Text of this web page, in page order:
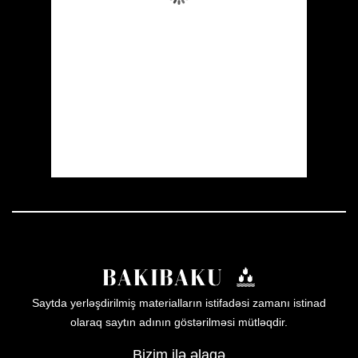
Saytda yerləşdirilmiş materialların istifadəsi zamanı istinad
olaraq saytın adının göstərilməsi mütləqdir.
Bizim ilə əlaqə